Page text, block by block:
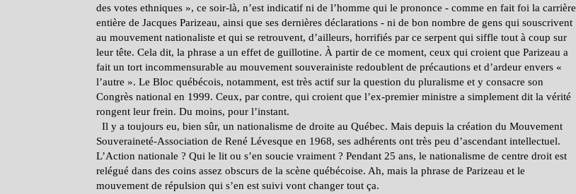
des votes ethniques », ce soir-là, n’est indicatif ni de l’homme qui le prononce - comme en fait foi la carrière
entière de Jacques Parizeau, ainsi que ses dernières déclarations - ni de bon nombre de gens qui souscrivent
au mouvement nationaliste et qui se retrouvent, d’ailleurs, horrifiés par ce serpent qui siffle tout à coup sur
leur tête. Cela dit, la phrase a un effet de guillotine. À partir de ce moment, ceux qui croient que Parizeau a
fait un tort incommensurable au mouvement souverainiste redoublent de précautions et d’ardeur envers «
l’autre ». Le Bloc québécois, notamment, est très actif sur la question du pluralisme et y consacre son
Congrès national en 1999. Ceux, par contre, qui croient que l’ex-premier ministre a simplement dit la vérité
rongent leur frein. Du moins, pour l’instant.
Il y a toujours eu, bien sûr, un nationalisme de droite au Québec. Mais depuis la création du Mouvement
Souveraineté-Association de René Lévesque en 1968, ses adhérents ont très peu d’ascendant intellectuel.
L’Action nationale ? Qui le lit ou s’en soucie vraiment ? Pendant 25 ans, le nationalisme de centre droit est
relégué dans des coins assez obscurs de la scène québécoise. Ah, mais la phrase de Parizeau et le
mouvement de répulsion qui s’en est suivi vont changer tout ça.